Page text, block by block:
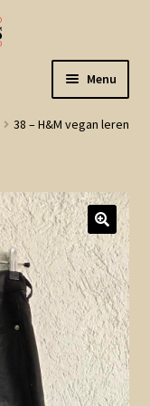
Menu
38 – H&M vegan leren